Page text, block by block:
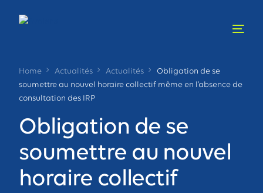
Home Actualités Actualités
Obligation de se
soumettre au nouvel horaire collectif même en l’absence de
consultation des IRP
Obligation de se
soumettre au nouvel
horaire collectif